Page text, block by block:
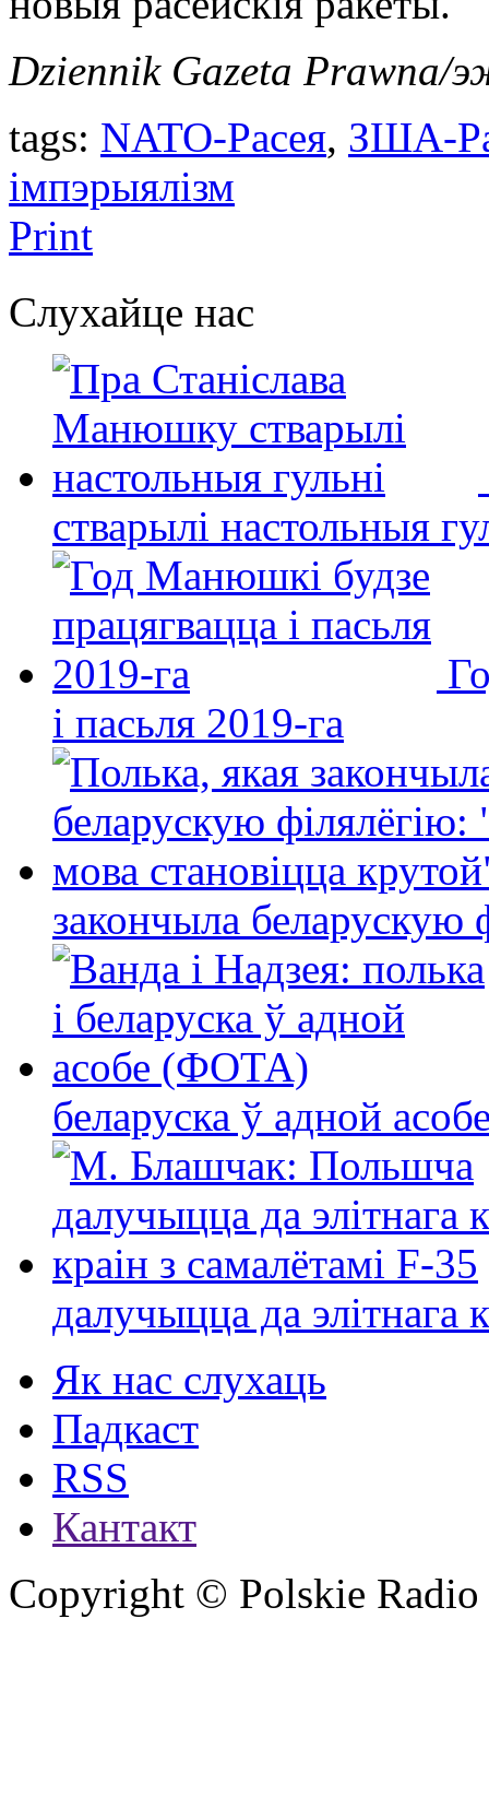
Dziennik Gazeta Prawna/
tags: NATO-Расея, ЗША-
імпэрыялізм
Print
Слухайце нас
стварылі настольныя
і пасьля 2019-га
закончыла беларускую
беларуска ў адной
далучыцца да элітнага
Як нас слухаць
Падкаст
RSS
Кантакт
Copyright © Polskie